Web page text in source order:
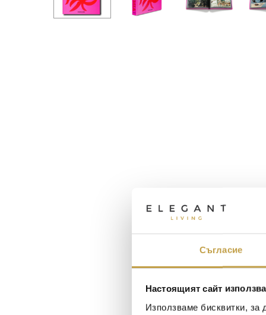
Съгласие
Настоящият сайт
Използваме бисквитки,
Георги Питов